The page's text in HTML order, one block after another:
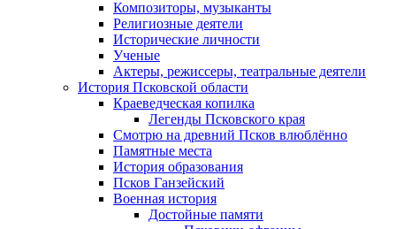
Композиторы, музыканты
Религиозные деятели
Исторические личности
Ученые
Актеры, режиссеры, театральные деятели
История Псковской области
Краеведческая копилка
Легенды Псковского края
Смотрю на древний Псков влюблённо
Памятные места
История образования
Псков Ганзейский
Военная история
Достойные памяти